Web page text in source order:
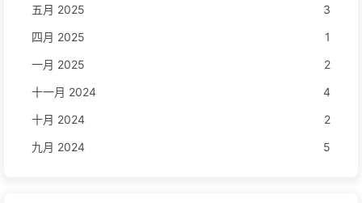
五月 2025
3
四月 2025
1
一月 2025
2
十一月 2024
4
十月 2024
2
九月 2024
5